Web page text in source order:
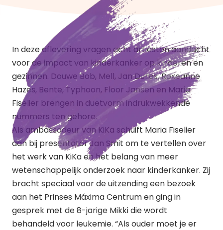
In deze aflevering vragen acht artiesten aandacht
voor de impact van kinderkanker op kinderen en
gezinnen. Douwe Bob, Mell, Jan Dulles, Roxeanne
Hazes, Bente, Typhoon, Floor Jansen en Maria
Fiselier brengen in duetvorm indrukwekkende
nummers ten gehore.
Als ambassadeur van KiKa schuift Maria Fiselier
aan bij presentator Jan Smit om te vertellen over
het werk van KiKa en het belang van meer
wetenschappelijk onderzoek naar kinderkanker. Zij
bracht speciaal voor de uitzending een bezoek
aan het Prinses Máxima Centrum en ging in
gesprek met de 8-jarige Mikki die wordt
behandeld voor leukemie. “Als ouder moet je er